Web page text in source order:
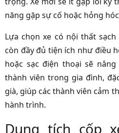
năng gặp sự cố hoặc hỏng
Lựa chọn xe có nội thất
còn đầy đủ tiện ích như điều
hoặc sạc điện thoại sẽ
thành viên trong gia đình,
già, giúp các thành viên cảm
hành trình.
Dung tích cốp